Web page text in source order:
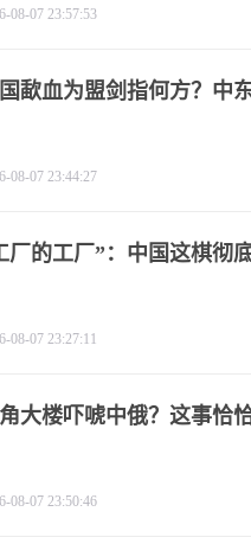
08-07 23:57:53
歃血为盟剑指何方？中
08-07 23:44:27
厂的工厂”：中国这棋彻
08-07 23:27:11
大楼吓唬中俄？这事恰
08-07 23:50:46